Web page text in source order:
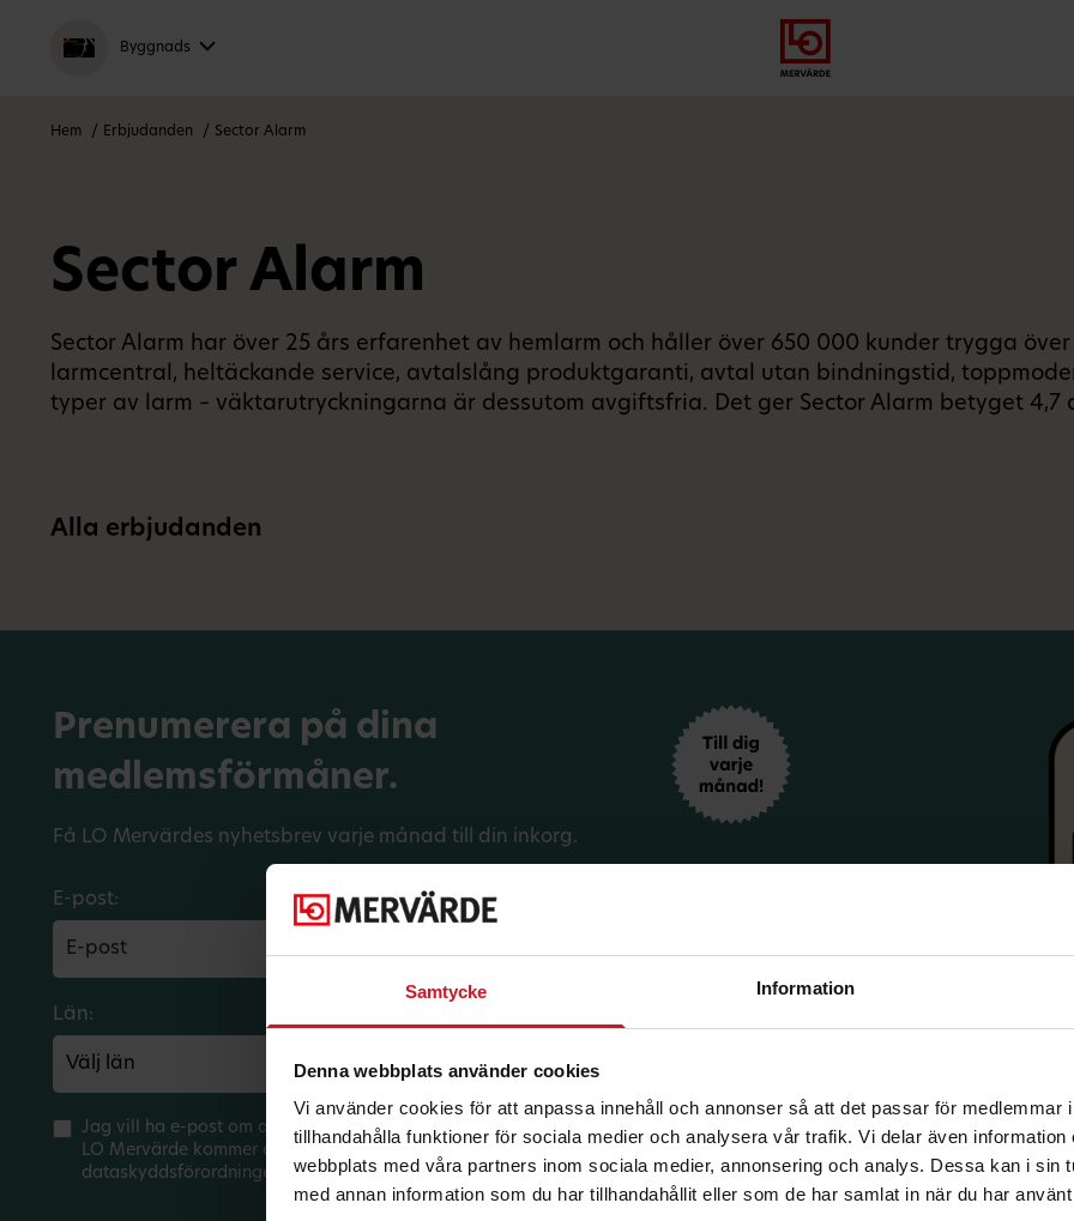
Samtycke Information
Denna webbplats använder cookies
Vi använder cookies för att anpassa innehåll och annonser så att det passar för medlemmar
tillhandahålla funktioner för sociala medier och analysera vår trafik. Vi delar även
webbplats med våra partners inom sociala medier, annonsering och analys. Dessa kan i sin
med annan information som du har tillhandahållit eller som de har samlat in när du har
till
meny
in
till
innehåll
Byggnads
Hem Erbjudanden Sector Alarm
Sector Alarm
Sector Alarm har över 25 års erfarenhet av hemlarm och håller över 650 000 kunder trygga
larmcentral, heltäckande service, avtalslång produktgaranti, avtal utan bindningstid,
typer av larm – väktarutryckningarna är dessutom avgiftsfria. Det ger Sector Alarm betyget 4,7
Alla erbjudanden
Prenumerera på dina
medlemsförmåner.
Få LO Mervärdes nyhetsbrev varje månad till din inkorg.
E-post:
Län:
Jag vill ha e-post om aktuella erbjudanden och medlemsförmåner från LO Mervärde.
LO Mervärde kommer att hantera mina personuppgifter i enlighet med allmänna
dataskyddsförordningen (GDPR). Jag kan när som helst avsluta prenumerationen.